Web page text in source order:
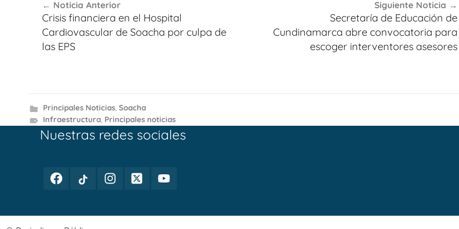
de
entradas
Noticia Anterior
Crisis financiera en el Hospital
Cardiovascular de Soacha por culpa de
las EPS
Siguiente Noticia
Secretaría de Educación de
Cundinamarca abre convocatoria para
escoger interventores asesores
Principales Noticias, Soacha
Infraestructura, Principales noticias
Nuestras redes sociales
FacebookTikTok
InstagramTwitterYoutube